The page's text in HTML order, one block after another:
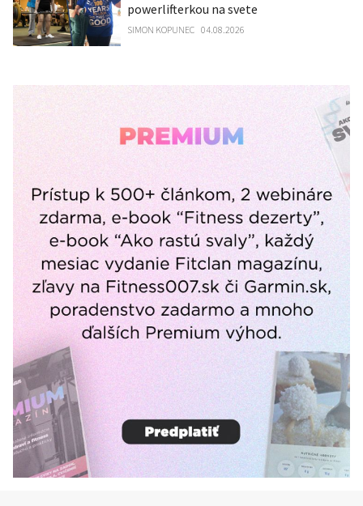
powerlifterkou na svete
SIMON KOPUNEC 04.08.2026